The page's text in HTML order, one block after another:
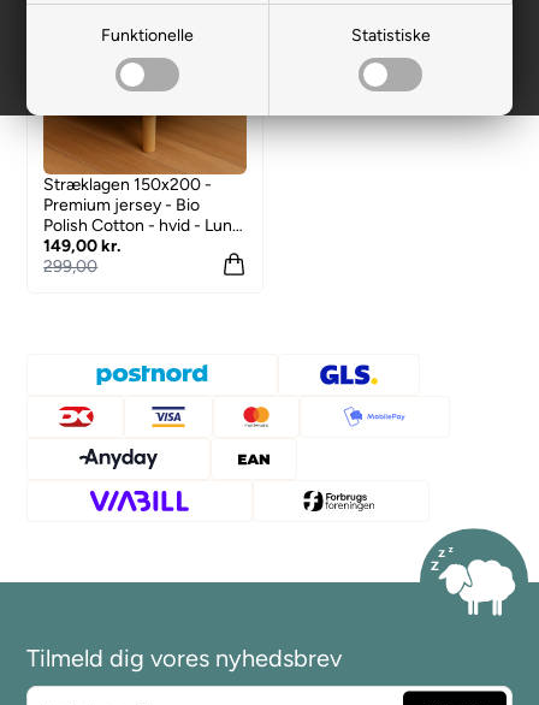
Funktionelle Statistiske
Stræklagen 150x200 -
Premium jersey - Bio
Polish Cotton - hvid - Luna
Denmark
149,00 kr.
299,00
Tilmeld dig vores nyhedsbrev